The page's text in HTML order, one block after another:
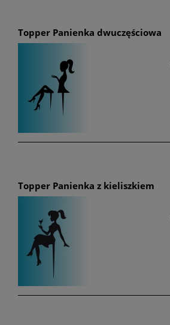
Topper Panienka dwuczęściowa
Topper Panienka z kieliszkiem